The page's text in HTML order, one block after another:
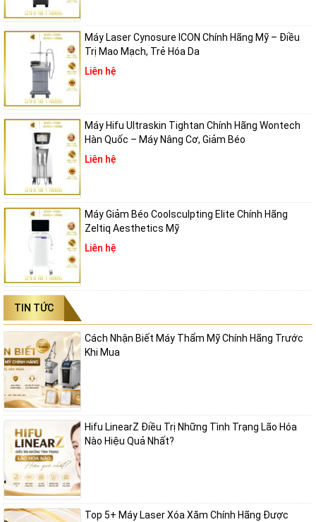
Máy Laser Cynosure ICON Chính Hãng Mỹ – Điều
Trị Mao Mạch, Trẻ Hóa Da
Liên hệ
Máy Hifu Ultraskin Tightan Chính Hãng Wontech
Hàn Quốc – Máy Nâng Cơ, Giảm Béo
Liên hệ
Máy Giảm Béo Coolsculpting Elite Chính Hãng
Zeltiq Aesthetics Mỹ
Liên hệ
TIN TỨC
Cách Nhận Biết Máy Thẩm Mỹ Chính Hãng Trước
Khi Mua
Hifu LinearZ Điều Trị Những Tình Trạng Lão Hóa
Nào Hiệu Quả Nhất?
Top 5+ Máy Laser Xóa Xăm Chính Hãng Được